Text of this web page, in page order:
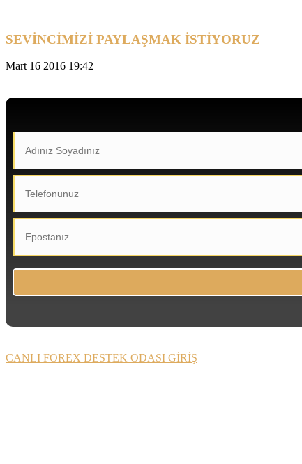
SEVİNCİMİZİ PAYLAŞMAK İSTİYORUZ
Mart 16 2016 19:42
CANLI FOREX DESTEK ODASI GİRİŞ